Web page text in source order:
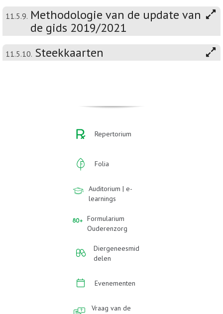
11.5.9. Methodologie van de update van
de gids 2019/2021
11.5.10. Steekkaarten
Repertorium
Folia
Auditorium | e-
learnings
Formularium
Ouderenzorg
Diergeneesmid
delen
Evenementen
Vraag van de